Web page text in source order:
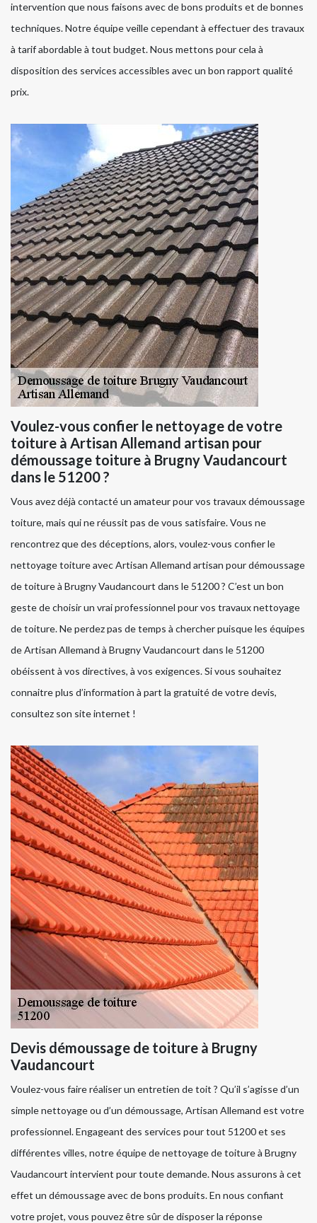
intervention que nous faisons avec de bons produits et de bonnes
techniques. Notre équipe veille cependant à effectuer des travaux
à tarif abordable à tout budget. Nous mettons pour cela à
disposition des services accessibles avec un bon rapport qualité
prix.
Voulez-vous confier le nettoyage de votre
toiture à Artisan Allemand artisan pour
démoussage toiture à Brugny Vaudancourt
dans le 51200 ?
Vous avez déjà contacté un amateur pour vos travaux démoussage
toiture, mais qui ne réussit pas de vous satisfaire. Vous ne
rencontrez que des déceptions, alors, voulez-vous confier le
nettoyage toiture avec Artisan Allemand artisan pour démoussage
de toiture à Brugny Vaudancourt dans le 51200 ? C’est un bon
geste de choisir un vrai professionnel pour vos travaux nettoyage
de toiture. Ne perdez pas de temps à chercher puisque les équipes
de Artisan Allemand à Brugny Vaudancourt dans le 51200
obéissent à vos directives, à vos exigences. Si vous souhaitez
connaitre plus d’information à part la gratuité de votre devis,
consultez son site internet !
Devis démoussage de toiture à Brugny
Vaudancourt
Voulez-vous faire réaliser un entretien de toit ? Qu’il s’agisse d’un
simple nettoyage ou d’un démoussage, Artisan Allemand est votre
professionnel. Engageant des services pour tout 51200 et ses
différentes villes, notre équipe de nettoyage de toiture à Brugny
Vaudancourt intervient pour toute demande. Nous assurons à cet
effet un démoussage avec de bons produits. En nous confiant
votre projet, vous pouvez être sûr de disposer la réponse